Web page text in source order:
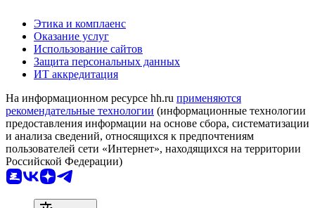
Этика и комплаенс
Оказание услуг
Использование сайтов
Защита персональных данных
ИТ аккредитация
На информационном ресурсе hh.ru применяются
рекомендательные технологии (информационные технологии
предоставления информации на основе сбора, систематизации
и анализа сведений, относящихся к предпочтениям
пользователей сети «Интернет», находящихся на территории
Российской Федерации)